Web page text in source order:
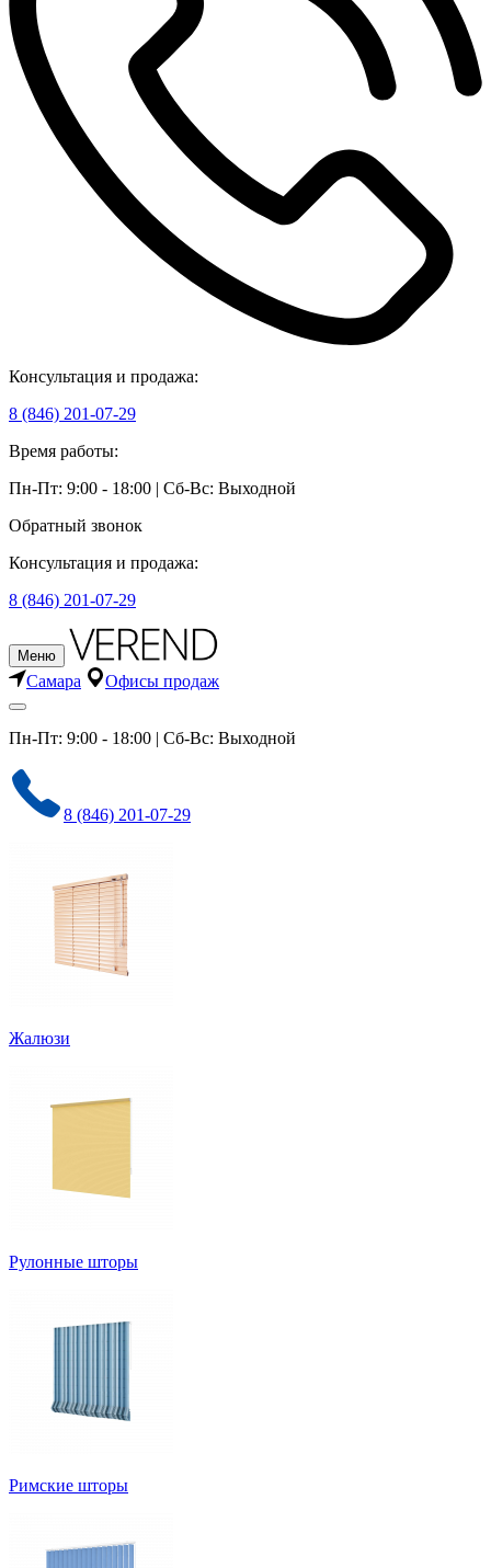
Консультация и продажа:
8 (846) 201-07-29
Время работы:
Пн-Пт: 9:00 - 18:00 | Сб-Вс: Выходной
Обратный звонок
Консультация и продажа:
8 (846) 201-07-29
Меню
Самара Офисы продаж
Пн-Пт: 9:00 - 18:00 | Сб-Вс: Выходной
8 (846) 201-07-29
Жалюзи
Рулонные шторы
Римские шторы